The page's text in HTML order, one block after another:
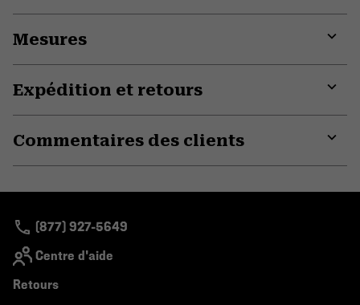
Mesures
Expédition et retours
Commentaires des clients
(877) 927-5649
Centre d'aide
Retours